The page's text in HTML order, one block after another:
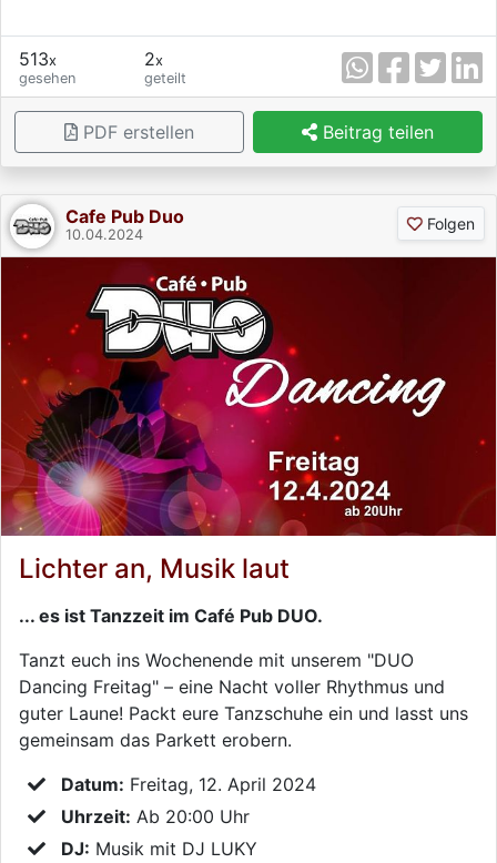
513x
gesehen
2x
geteilt
PDF erstellen Beitrag teilen
Cafe Pub Duo
10.04.2024
Folgen
Lichter an, Musik laut
... es ist Tanzzeit im Café Pub DUO.
Tanzt euch ins Wochenende mit unserem "DUO
Dancing Freitag" – eine Nacht voller Rhythmus und
guter Laune! Packt eure Tanzschuhe ein und lasst uns
gemeinsam das Parkett erobern.
Datum: Freitag, 12. April 2024
Uhrzeit: Ab 20:00 Uhr
DJ: Musik mit DJ LUKY